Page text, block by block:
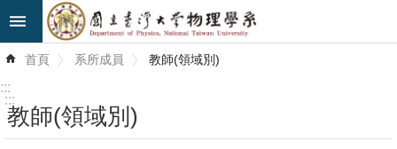
跳到主要內容區塊
階
最
首頁 系所成員 教師(領域別)
:::
:::
教師(領域別)